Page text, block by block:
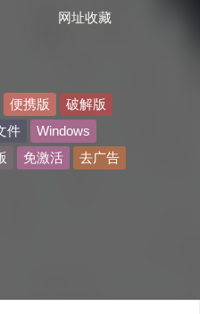
网址收藏
便携版
破解版
件
Windows
免激活
去广告